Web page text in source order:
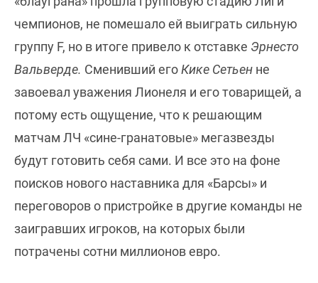
чемпионов, не помешало ей выиграть сильную
группу F, но в итоге привело к отставке Эрнесто
Вальверде. Сменивший егоКике Сетьен не
завоевал уважения Лионеля и его товарищей, а
потому есть ощущение, что к решающим
матчам ЛЧ «сине-гранатовые» мегазвезды
будут готовить себя сами. И все это на фоне
поисков нового наставника для «Барсы» и
переговоров о пристройке в другие команды не
заигравших игроков, на которых были
потрачены сотни миллионов евро.